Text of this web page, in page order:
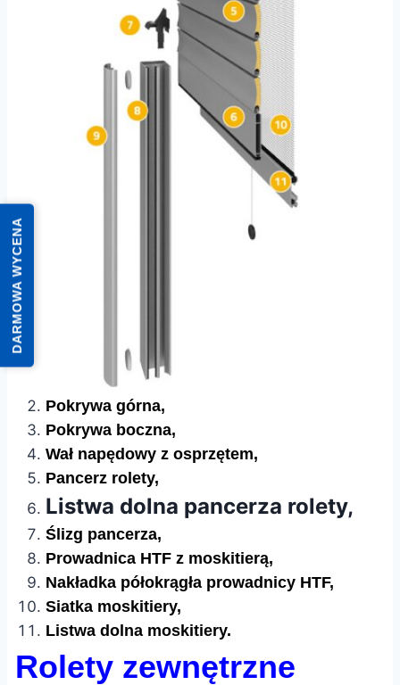
Pokrywa górna,
Pokrywa boczna,
Wał napędowy z osprzętem,
Pancerz rolety,
Listwa dolna pancerza rolety,
Ślizg pancerza,
Prowadnica HTF z moskitierą,
Nakładka półokrągła prowadnicy HTF,
Siatka moskitiery,
Listwa dolna moskitiery.
Rolety zewnętrzne
DARMOWA WYCENA